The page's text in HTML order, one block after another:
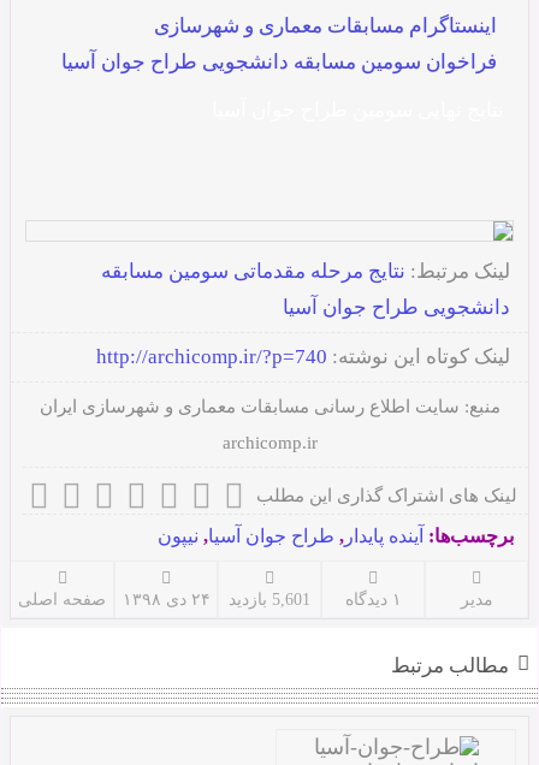
بعدی
اینستاگرام مسابقات معماری و شهرسازی
فراخوان سومین مسابقه دانشجویی طراح جوان آسیا
لینک مرتبط: نتایج مرحله مقدماتی سومین مسابقه
دانشجویی طراح جوان آسیا
لینک کوتاه این نوشته: http://archicomp.ir/?p=740
منبع: سایت اطلاع رسانی مسابقات معماری و شهرسازی ایران
archicomp.ir
لینک های اشتراک گذاری این مطلب
برچسب‌ها: آینده پایدار , طراح جوان آسیا, نیپون
مدیر ۱ دیدگاه 5,601 بازدید ۲۴ دی ۱۳۹۸ صفحه اصلی
مطالب مرتبط